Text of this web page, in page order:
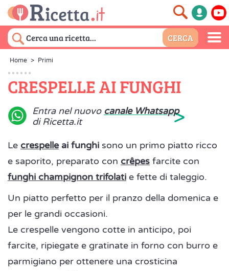
Home > Primi
CRESPELLE AI FUNGHI
Entra nel nuovo canale Whatsapp
di Ricetta.it
>
Le crespelleai funghi sono un primo piatto ricco
e saporito, preparato con crêpes farcite con
funghi champignon trifolati e fette di taleggio.
Un piatto perfetto per il pranzo della domenica e
per le grandi occasioni.
Le crespelle vengono cotte in anticipo, poi
farcite, ripiegate e gratinate in forno con burro e
parmigiano per ottenere una crosticina